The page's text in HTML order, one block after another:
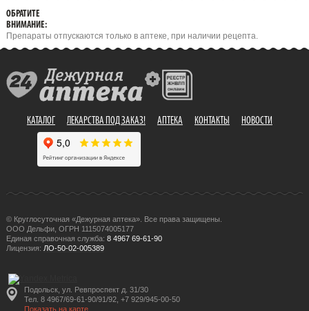
ОБРАТИТЕ
ВНИМАНИЕ:
Препараты отпускаются только в аптеке, при наличии рецепта.
КАТАЛОГ ЛЕКАРСТВА ПОД ЗАКАЗ! АПТЕКА КОНТАКТЫ НОВОСТИ
© Круглосуточная «Дежурная аптека». Все права защищены.
ООО Дельфи, ОГРН 1115074005177
Единая справочная служба: 8 4967 69-61-90
Лицензия: ЛО-50-02-005389
Подольск, ул. Ревпроспект д. 31/30
Тел. 8 4967/69-61-90/91/92, +7 929/945-00-50
Показать на карте